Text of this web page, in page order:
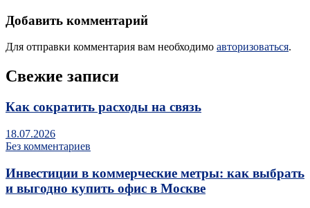
Добавить комментарий
Для отправки комментария вам необходимо авторизоваться.
Свежие записи
Как сократить расходы на связь
18.07.2026
Без комментариев
Инвестиции в коммерческие метры: как выбрать
и выгодно купить офис в Москве